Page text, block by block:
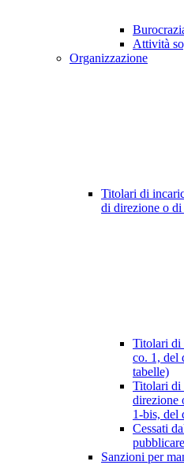
Attività
Organizzazione
Titolari di
di direzione o
Titolari di
co. 1, del
tabelle)
Titolari di
direzione
1-bis, del
Cessati
Sanzioni per